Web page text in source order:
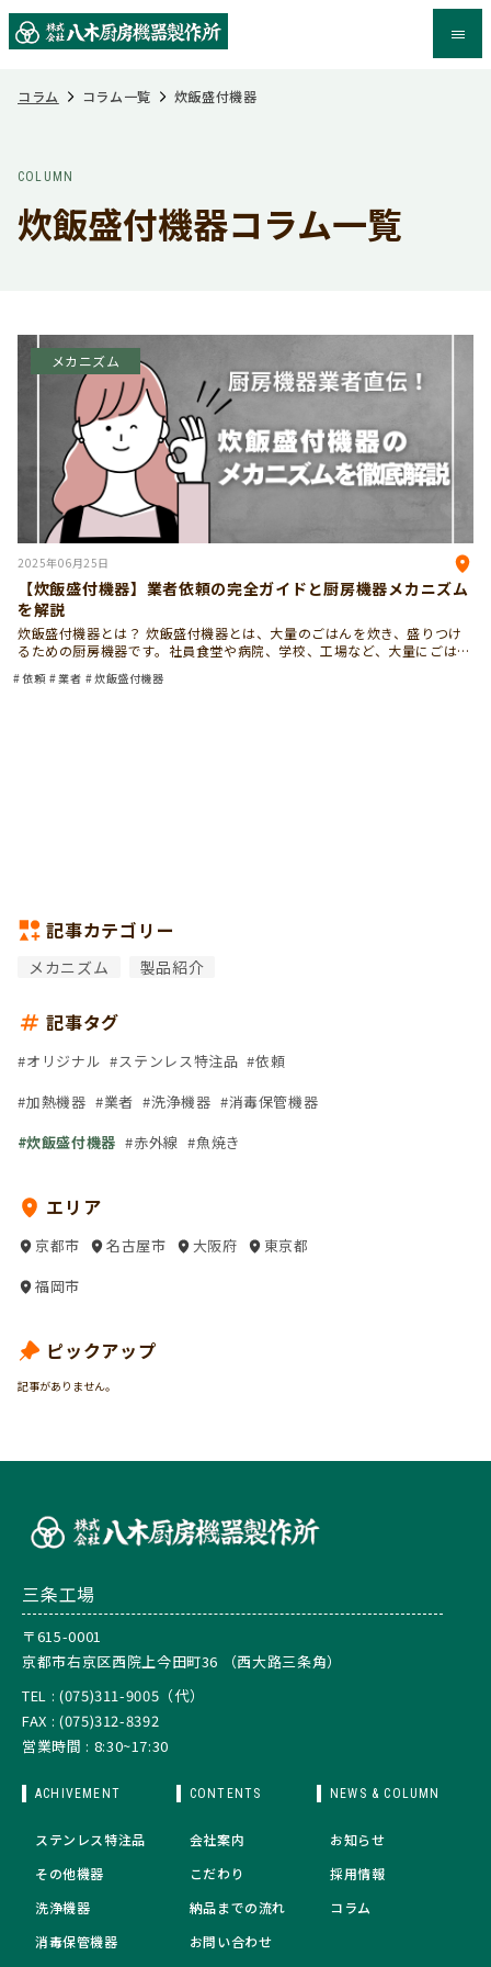
コラム コラム一覧 炊飯盛付機器
COLUMN
炊飯盛付機器コラム一覧
メカニズム
2025年06月25日
【炊飯盛付機器】業者依頼の完全ガイドと厨房機器メカニズム
を解説
炊飯盛付機器とは？ 炊飯盛付機器とは、大量のごはんを炊き、盛りつけ
るための厨房機器です。社員食堂や病院、学校、工場など、大量にごはん
を、効率よく、衛生的に行 […]
依頼 業者 炊飯盛付機器
記事カテゴリー
メカニズム 製品紹介
記事タグ
オリジナル ステンレス特注品
依頼
加熱機器
業者 洗浄機器
消毒保管機器
炊飯盛付機器
赤外線 魚焼き
エリア
京都市 名古屋市 大阪府
東京都
福岡市
ピックアップ
記事がありません。
三条工場
〒615-0001
京都市右京区西院上今田町36 （西大路三条角）
TEL : (075)311-9005（代）
FAX : (075)312-8392
営業時間 : 8:30~17:30
ACHIVEMENT
ステンレス特注品
その他機器
洗浄機器
消毒保管機器
CONTENTS
会社案内
こだわり
納品までの流れ
お問い合わせ
NEWS & COLUMN
お知らせ
採用情報
コラム